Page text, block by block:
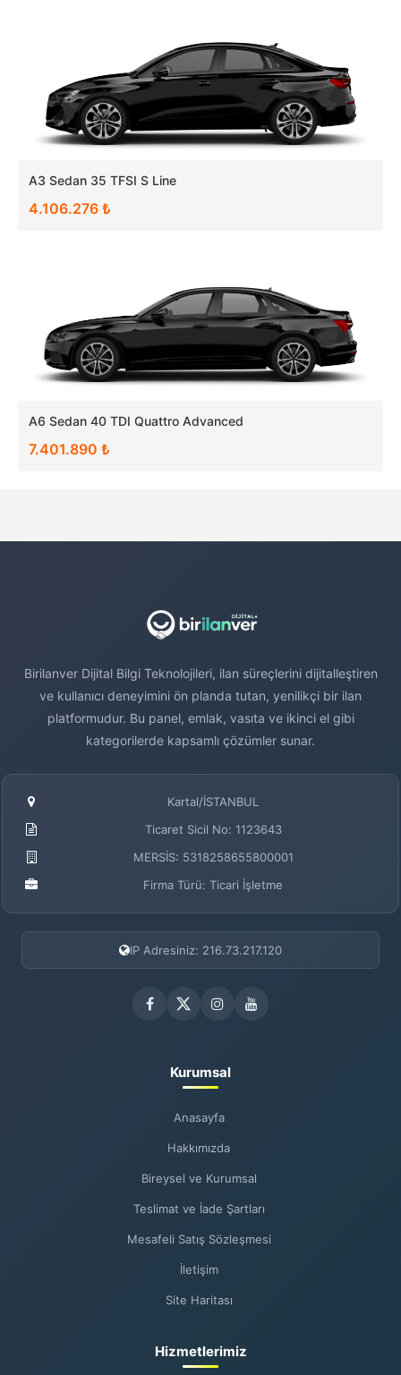
A3 Sedan 35 TFSI S Line
4.106.276 ₺
A6 Sedan 40 TDI Quattro Advanced
7.401.890 ₺
Birilanver Dijital Bilgi Teknolojileri, ilan süreçlerini dijitalleştiren
ve kullanıcı deneyimini ön planda tutan, yenilikçi bir ilan
platformudur. Bu panel, emlak, vasıta ve ikinci el gibi
kategorilerde kapsamlı çözümler sunar.
Kartal/İSTANBUL
Ticaret Sicil No: 1123643
MERSİS: 5318258655800001
Firma Türü: Ticari İşletme
IP Adresiniz: 216.73.217.120
Kurumsal
Anasayfa
Hakkımızda
Bireysel ve Kurumsal
Teslimat ve İade Şartları
Mesafeli Satış Sözleşmesi
İletişim
Site Haritası
Hizmetlerimiz